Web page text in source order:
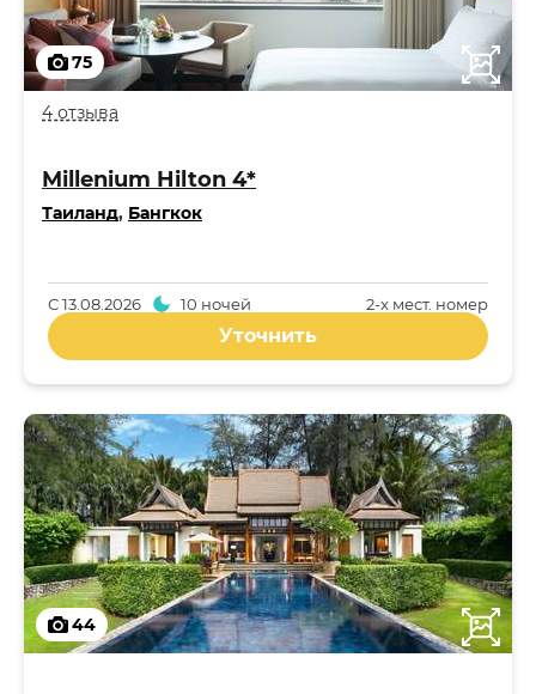
75
4 отзыва
Millenium Hilton 4*
Таиланд, Бангкок
2-x мест. номер
С13.08.2026 10 ночей
Уточнить
44